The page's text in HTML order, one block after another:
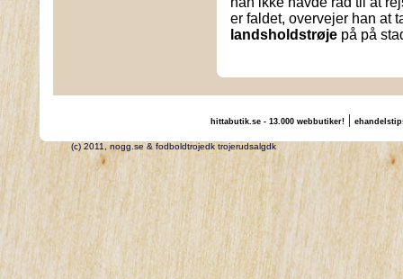
er faldet, overvejer han at
landsholdstrøje på på
hittabutik.se - 13.000 webbutiker!|
(c) 2011, nogg.se & fodboldtrojedk trojerudsalgdk